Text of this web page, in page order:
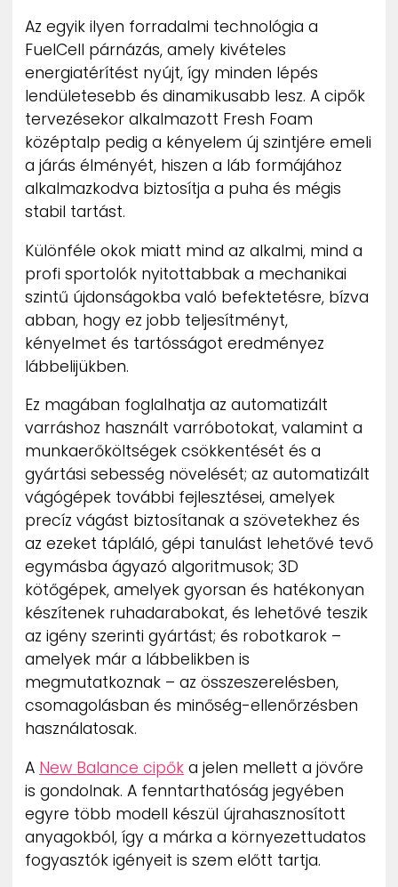
Az egyik ilyen forradalmi technológia a
FuelCell párnázás, amely kivételes
energiatérítést nyújt, így minden lépés
lendületesebb és dinamikusabb lesz. A cipők
tervezésekor alkalmazott Fresh Foam
középtalp pedig a kényelem új szintjére emeli
a járás élményét, hiszen a láb formájához
alkalmazkodva biztosítja a puha és mégis
stabil tartást.
Különféle okok miatt mind az alkalmi, mind a
profi sportolók nyitottabbak a mechanikai
szintű újdonságokba való befektetésre, bízva
abban, hogy ez jobb teljesítményt,
kényelmet és tartósságot eredményez
lábbelijükben.
Ez magában foglalhatja az automatizált
varráshoz használt varróbotokat, valamint a
munkaerőköltségek csökkentését és a
gyártási sebesség növelését; az automatizált
vágógépek további fejlesztései, amelyek
precíz vágást biztosítanak a szövetekhez és
az ezeket tápláló, gépi tanulást lehetővé tevő
egymásba ágyazó algoritmusok; 3D
kötőgépek, amelyek gyorsan és hatékonyan
készítenek ruhadarabokat, és lehetővé teszik
az igény szerinti gyártást; és robotkarok –
amelyek már a lábbelikben is
megmutatkoznak – az összeszerelésben,
csomagolásban és minőség-ellenőrzésben
használatosak.
A New Balance cipők a jelen mellett a jövőre
is gondolnak. A fenntarthatóság jegyében
egyre több modell készül újrahasznosított
anyagokból, így a márka a környezettudatos
fogyasztók igényeit is szem előtt tartja.